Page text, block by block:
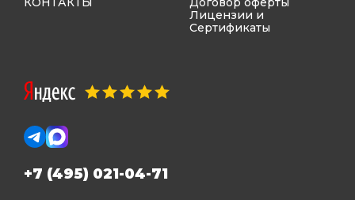
Лицензии и
Сертификаты
+7 (495) 021-04-71